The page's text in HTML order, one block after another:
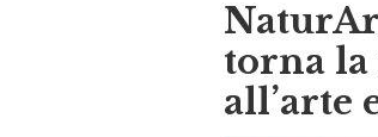
torna la
all’arte